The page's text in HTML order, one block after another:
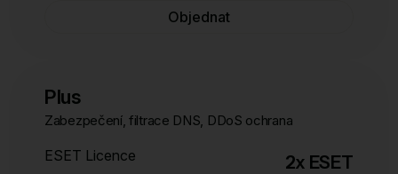
Objednat
Plus
Zabezpečení, filtrace DNS, DDoS ochrana
ESET Licence 2x ESET